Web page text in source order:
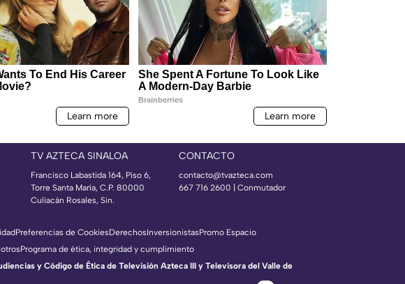
TV AZTECA SINALOA
Francisco Labastida 164, Piso 6,
Torre Santa María, C.P. 80000
Culiacán Rosales, Sin.
CONTACTO
contacto@tvazteca.com
667 716 2600 | Conmutador
Preferencias de CookiesDerechosInversionistasPromo Espacio
Programa de ética, integridad y cumplimiento
y Código de Ética de Televisión Azteca III y Televisora del Valle de